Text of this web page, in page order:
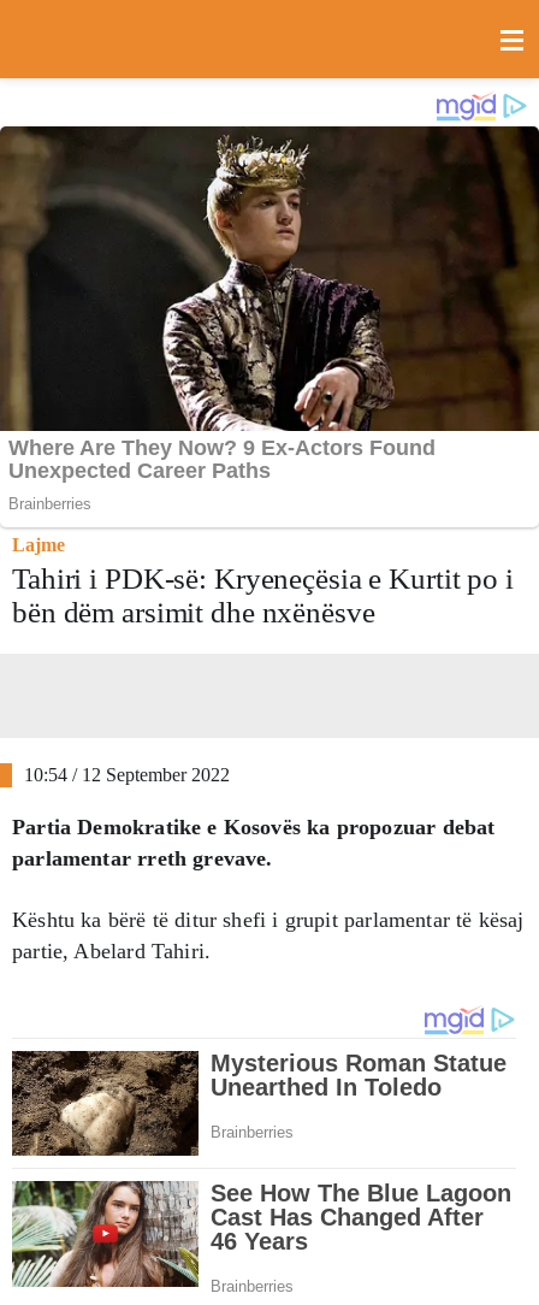
Lajme
Tahiri i PDK-së: Kryeneçësia e Kurtit po i
bën dëm arsimit dhe nxënësve
10:54 / 12 September 2022
Partia Demokratike e Kosovës ka propozuar debat
parlamentar rreth grevave.
Kështu ka bërë të ditur shefi i grupit parlamentar të kësaj
partie, Abelard Tahiri.